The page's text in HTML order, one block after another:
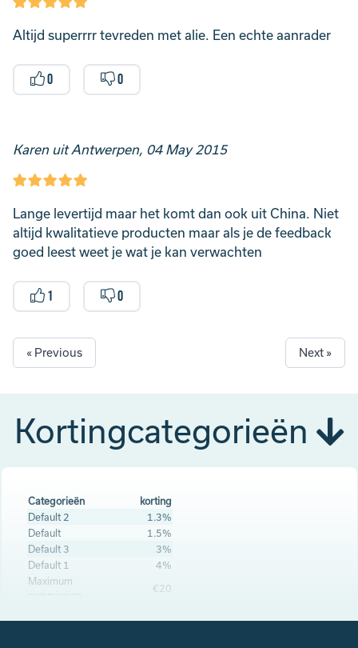
Altijd superrrr tevreden met alie. Een echte aanrader
0 0
Karen uit Antwerpen, 04 May 2015
Lange levertijd maar het komt dan ook uit China. Niet
altijd kwalitatieve producten maar als je de feedback
goed leest weet je wat je kan verwachten
1 0
« Previous Next »
Kortingcategorieën
Categorieën
korting
Default 2
1.3%
Default
1.5%
Default 3
3%
Default 1
4%
Maximum
commission
€20